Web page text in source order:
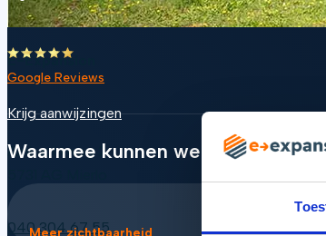
E-Expansion
Krijg aanwijzingen
Ambachtweg 2
040 304 67 55
Google Reviews
Waarmee kunnen we je helpen?
Meer zichtbaarheid